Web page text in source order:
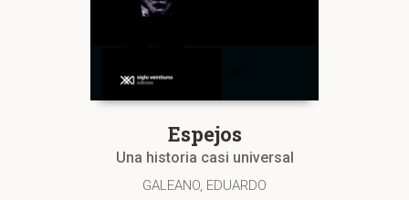
Espejos
Una historia casi universal
GALEANO, EDUARDO